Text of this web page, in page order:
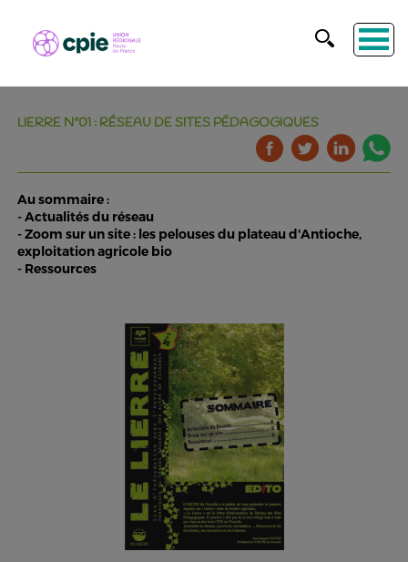
LIERRE N°01 : RÉSEAU DE SITES PÉDAGOGIQUES
Au sommaire :
- Actualités du réseau
- Zoom sur un site : les pelouses du plateau d'Antioche,
exploitation agricole bio
- Ressources